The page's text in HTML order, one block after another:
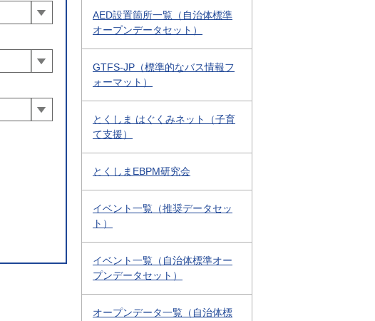
AED設置箇所一覧（自治体標準
オープンデータセット）
GTFS-JP（標準的なバス情報フ
ォーマット）
とくしま はぐくみネット（子育
て支援）
とくしまEBPM研究会
イベント一覧（推奨データセッ
ト）
イベント一覧（自治体標準オー
プンデータセット）
オープンデータ一覧（自治体標